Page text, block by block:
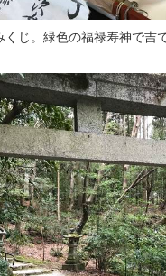
じ。緑色の福禄寿神で吉